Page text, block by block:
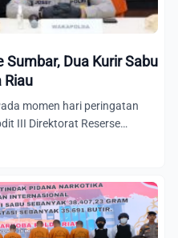
Dua Kurir Sabu
Riau
momen hari peringatan
III Direktorat Reserse